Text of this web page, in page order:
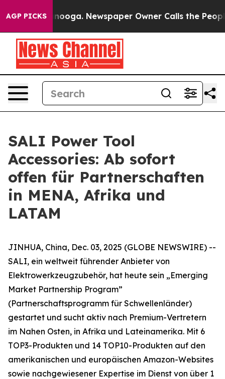
AGP PICKS Newspaper Owner Calls the People
SALI Power Tool
Accessories: Ab sofort
offen für Partnerschaften
in MENA, Afrika und
LATAM
JINHUA, China, Dec. 03, 2025 (GLOBE NEWSWIRE) --
SALI, ein weltweit führender Anbieter von
Elektrowerkzeugzubehör, hat heute sein „Emerging
Market Partnership Program”
(Partnerschaftsprogramm für Schwellenländer)
gestartet und sucht aktiv nach Premium-Vertretern
im Nahen Osten, in Afrika und Lateinamerika. Mit 6
TOP3-Produkten und 14 TOP10-Produkten auf den
amerikanischen und europäischen Amazon-Websites
sowie nachgewiesener Expertise im Dienst von über 1